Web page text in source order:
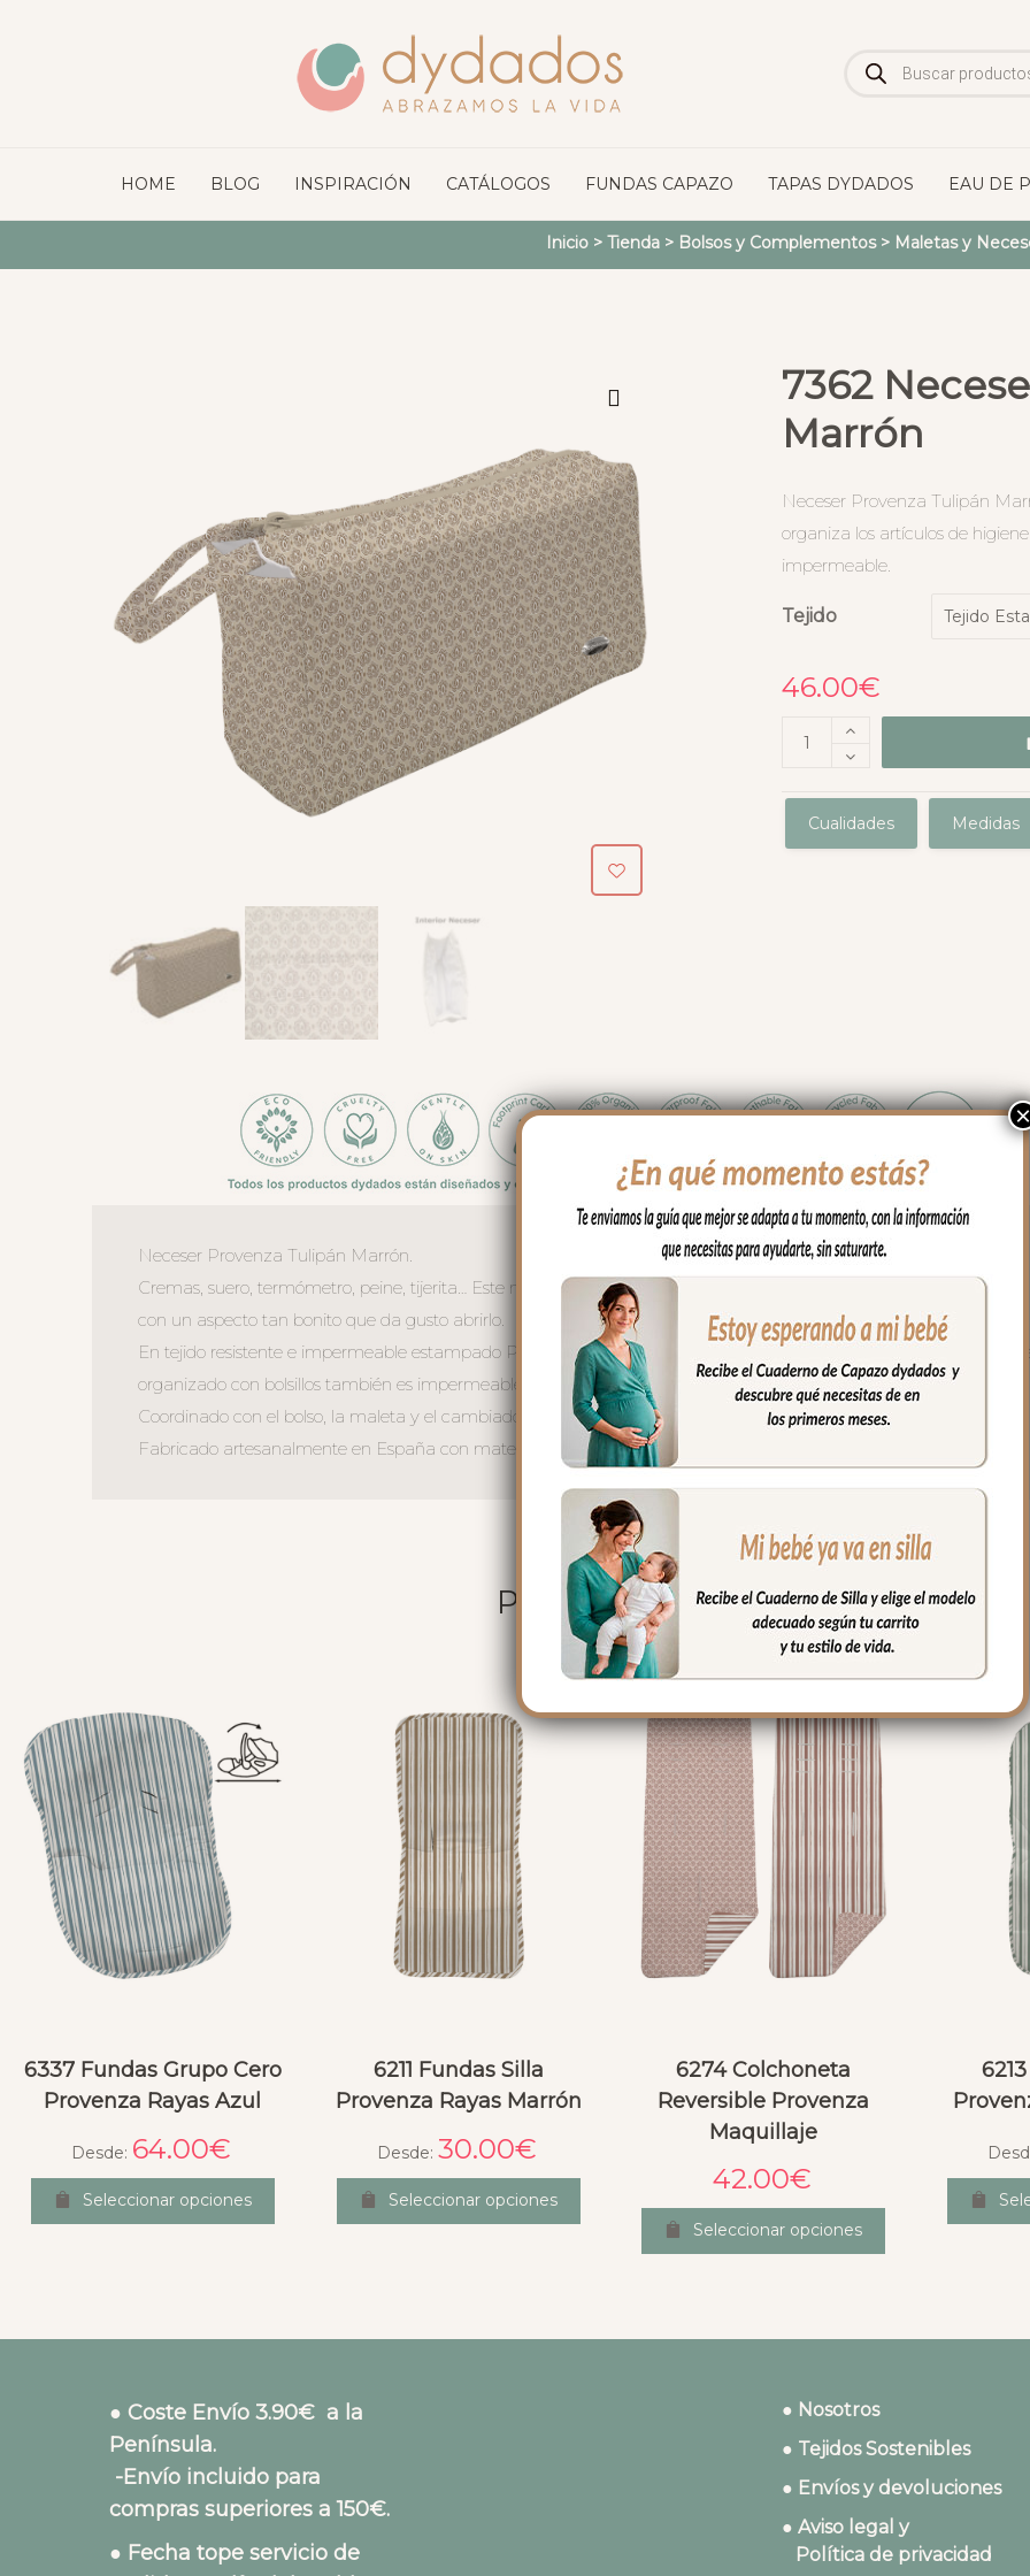
de
productos
HOME BLOG INSPIRACIÓN CATÁLOGOS FUNDAS CAPAZO TAPAS DYDADOS EAU DE
Inicio> Tienda> Bolsos y Complementos> Maletas y
7362
Marrón
Neceser Provenza Tulipán
organiza los artículos de
impermeable.
Tejido
46.00€
Cualidades Medidas
Neceser Provenza Tulipán Marrón.
Cremas, suero, termómetro, peine, tijerita… Este neceser mantiene en orden y a mano todos los artículos de
con un aspecto tan bonito que da gusto abrirlo.
En tejido resistente e impermeable estampado Provenza Tulipán Marrón de 26 x 15 x 10 cm, con interior
organizado con bolsillos también es impermeable para limpiar en segundos.
Coordinado con el bolso, la maleta y el cambiador de la Colección para un resultado de conjunto impecable.
Fabricado artesanalmente en España con materiales de primera calidad.
PRODUCTOS RELACIONADOS
6337 Fundas Grupo Cero
Provenza Rayas Azul
Desde: 64.00€
Seleccionar opciones
6211 Fundas Silla
Provenza Rayas Marrón
Desde: 30.00€
Seleccionar opciones
6274 Colchoneta
Reversible Provenza
Maquillaje
42.00€
Seleccionar opciones
● Coste Envío 3.90€ a la
Península.
-Envío incluido para
compras superiores a 150€.
● Fecha tope servicio de
● Nosotros
● Tejidos Sostenibles
● Envíos y devoluciones
● Aviso legal y
Política de privacidad
×